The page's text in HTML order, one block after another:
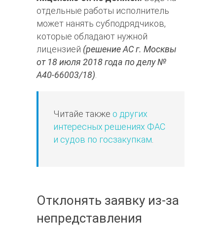
отдельные работы исполнитель
может нанять субподрядчиков,
которые обладают нужной
лицензией (решение АС г. Москвы
от 18 июля 2018 года по делу №
А40-66003/18)
Читайе также о других
интересных решениях ФАС
и судов по госзакупкам
Отклонять заявку из-за
непредставления